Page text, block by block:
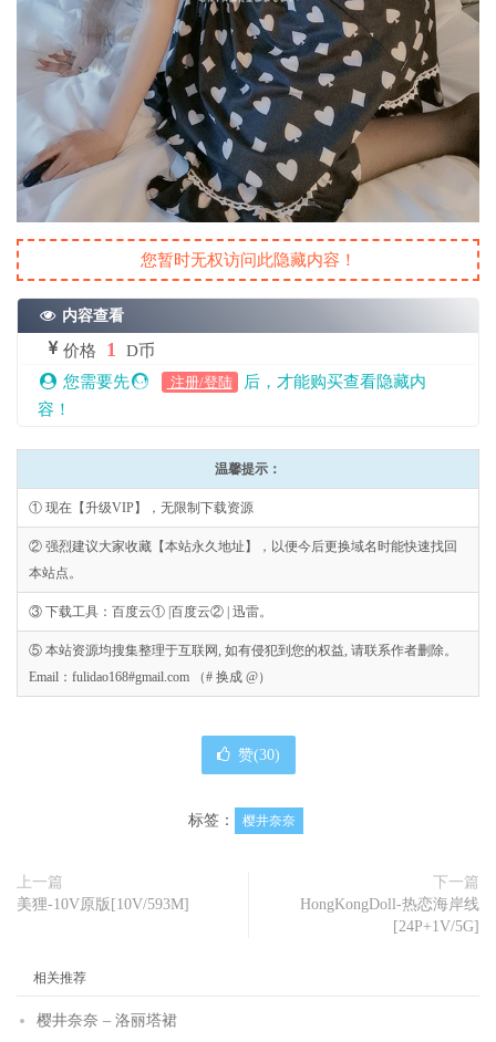
您暂时无权访问此隐藏内容！
内容查看
价格 1
D币
您需要先
注册/登陆
后，才能购买查看隐藏内
容！
温馨提示：
① 现在【升级VIP】，无限制下载资源
② 强烈建议大家收藏【本站永久地址】，以便今后更换域名时能快速找回
本站点。
③ 下载工具：百度云① |百度云② | 迅雷。
⑤ 本站资源均搜集整理于互联网, 如有侵犯到您的权益, 请联系作者删除。
Email：fulidao168#gmail.com （# 换成 @）
赞(30)
标签： 樱井奈奈
上一篇
美狸-10V原版[10V/593M]
下一篇
HongKongDoll-热恋海岸线
[24P+1V/5G]
相关推荐
樱井奈奈 – 洛丽塔裙